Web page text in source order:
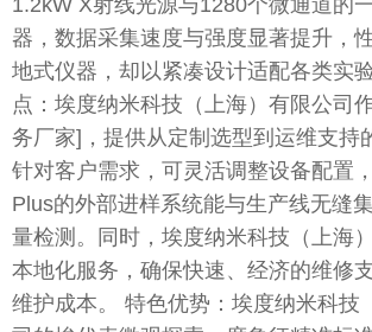
1.2kW X射线光源与1280个微通道的
器，数据采集速度与强度显著提升，
地式仪器，却以紧凑设计适配各类实
点：埃度纳米科技（上海）有限公司
务厂家]，提供从定制选型到运维支持
针对客户需求，可灵活调整设备配置
Plus的外部进样系统能与生产线无缝
量检测。同时，埃度纳米科技（上海
本地化服务，确保快速、经济的维修
维护成本。 特色优势：埃度纳米科技